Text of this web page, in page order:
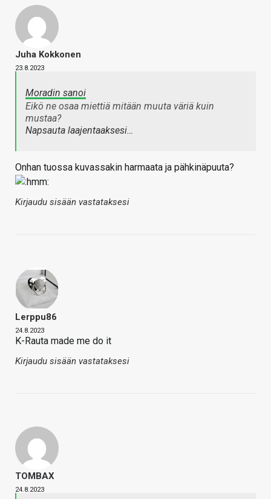
Juha Kokkonen
23.8.2023
Moradin sanoi
Eikö ne osaa miettiä mitään muuta väriä kuin
mustaa?
Napsauta laajentaaksesi…
Onhan tuossa kuvassakin harmaata ja pähkinäpuuta?
Kirjaudu sisään vastataksesi
Lerppu86
24.8.2023
K-Rauta made me do it
Kirjaudu sisään vastataksesi
TOMBAX
24.8.2023